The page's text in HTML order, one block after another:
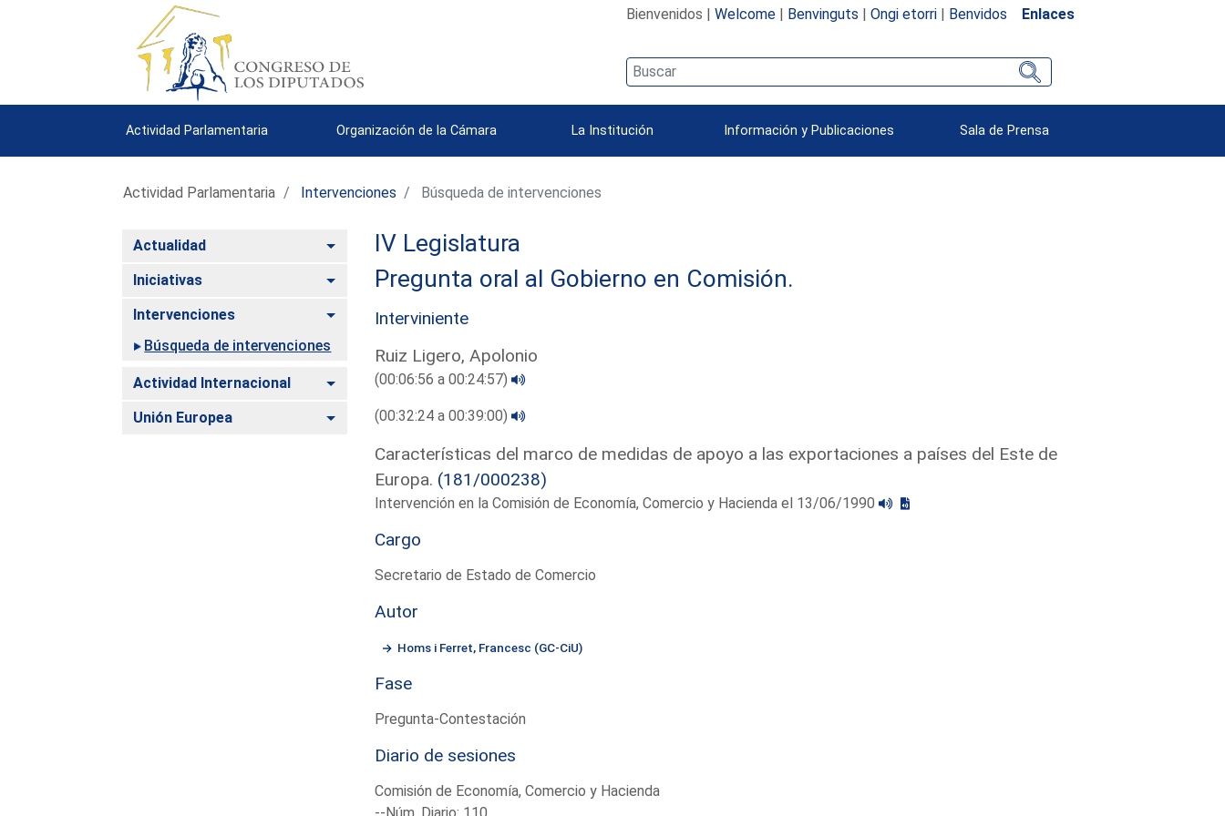
Bienvenidos | Welcome| Benvinguts | Ongi etorri| Benvidos Enlaces
Actividad Parlamentaria Organización de la Cámara La Institución Información y Publicaciones Sala de Prensa
Actividad Parlamentaria Intervenciones Búsqueda de intervenciones
Actualidad Alternar
Iniciativas Alternar
Intervenciones
Alternar
Búsqueda de intervenciones
Actividad Internacional Alternar
Unión Europea Alternar
IV Legislatura
Pregunta oral al Gobierno en Comisión.
Interviniente
Ruiz Ligero, Apolonio
(00:06:56 a 00:24:57)
(00:32:24 a 00:39:00)
Características del marco de medidas de apoyo a las exportaciones a países del Este de
Europa. (181/000238)
Intervención en la Comisión de Economía, Comercio y Hacienda el 13/06/1990
Cargo
Secretario de Estado de Comercio
Autor
Homs i Ferret, Francesc (GC-CiU)
Fase
Pregunta-Contestación
Diario de sesiones
Comisión de Economía, Comercio y Hacienda
--Núm. Diario: 110